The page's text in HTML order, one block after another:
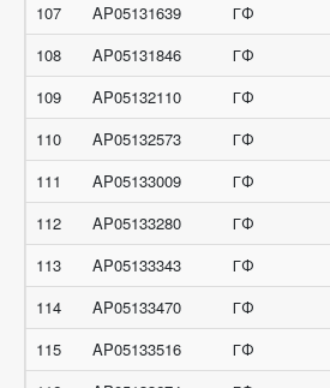
107
AP05131639 ГФ
108
AP05131846 ГФ
109
AP05132110 ГФ
110
AP05132573 ГФ
111
AP05133009 ГФ
112
AP05133280 ГФ
113
AP05133343 ГФ
114
AP05133470 ГФ
115
AP05133516 ГФ